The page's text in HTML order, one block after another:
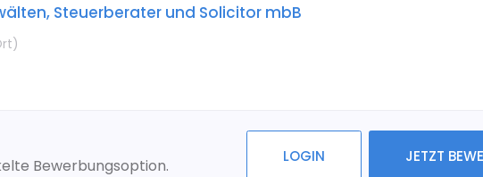
Steuerberater und Solicitor mbB
)
Bewerbungsoption. LOGIN JETZT